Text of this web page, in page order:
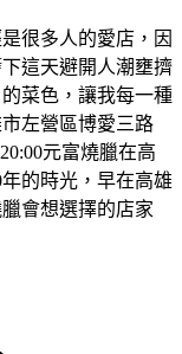
很多人的愛店，因
這天避開人潮壅擠
菜色，讓我每一種
左營區博愛三路
元富燒臘在高
的時光，早在高雄
會想選擇的店家